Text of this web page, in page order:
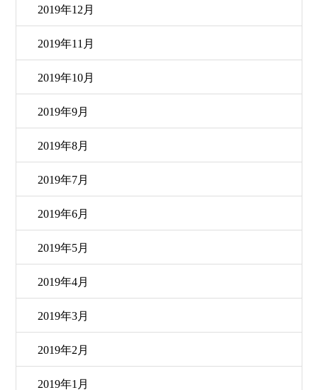
2019年12月
2019年11月
2019年10月
2019年9月
2019年8月
2019年7月
2019年6月
2019年5月
2019年4月
2019年3月
2019年2月
2019年1月